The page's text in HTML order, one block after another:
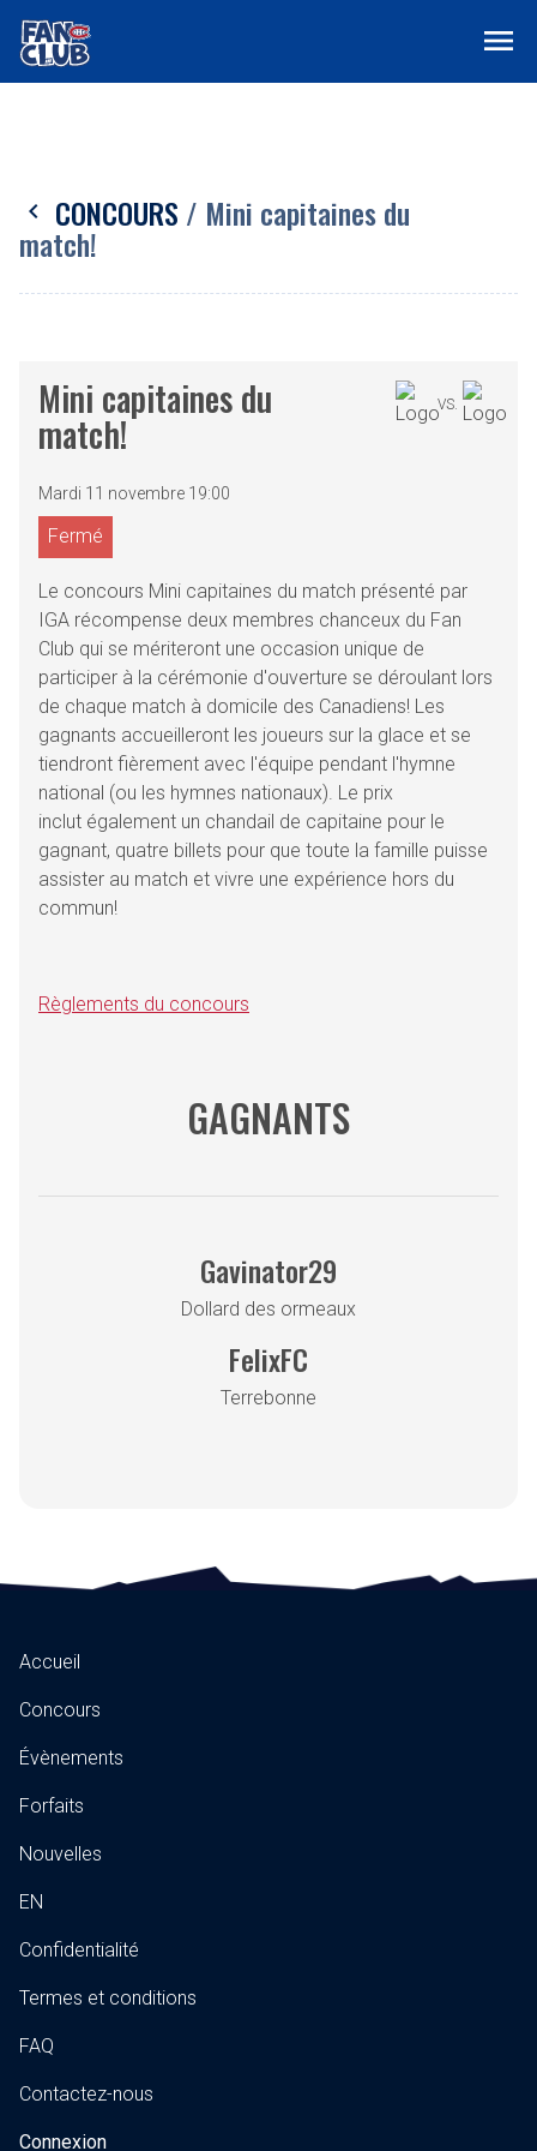
menu
chevron_left CONCOURS / Mini capitaines du
match!
Mini capitaines du
match!
Mardi 11 novembre 19:00
VS.
Fermé
Le concours Mini capitaines du match présenté par
IGA récompense deux membres chanceux du Fan
Club qui se mériteront une occasion unique de
participer à la cérémonie d'ouverture se déroulant lors
de chaque match à domicile des Canadiens! Les
gagnants accueilleront les joueurs sur la glace et se
tiendront fièrement avec l'équipe pendant l'hymne
national (ou les hymnes nationaux). Le prix
inclut également un chandail de capitaine pour le
gagnant, quatre billets pour que toute la famille puisse
assister au match et vivre une expérience hors du
commun!
Règlements du concours
GAGNANTS
Gavinator29
Dollard des ormeaux
FelixFC
Terrebonne
Accueil
Concours
Évènements
Forfaits
Nouvelles
EN
Confidentialité
Termes et conditions
FAQ
Contactez-nous
Connexion